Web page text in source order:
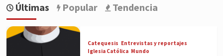
Últimas Popular Tendencia
Catequesis Entrevistas y reportajes
Iglesia Católica Mundo